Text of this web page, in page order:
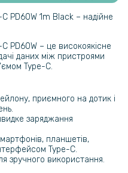
PD60W 1m Black – надійне
PD60W – це високоякісне
даних між пристроями
Type-C.
приємного на дотик і
заряджання
планшетів,
Type-C.
зручного використання.